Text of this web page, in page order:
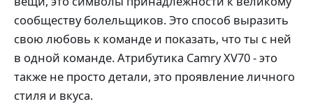
сообществу болельщиков. Это способ выразить
свою любовь к команде и показать, что ты с ней
в одной команде. Атрибутика Camry XV70 - это
также не просто детали, это проявление личного
стиля и вкуса.